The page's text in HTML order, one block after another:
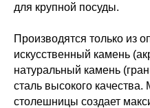
для крупной посуды.
Производятся только из
искусственный камень
натуральный камень
сталь высокого
столешницы создает